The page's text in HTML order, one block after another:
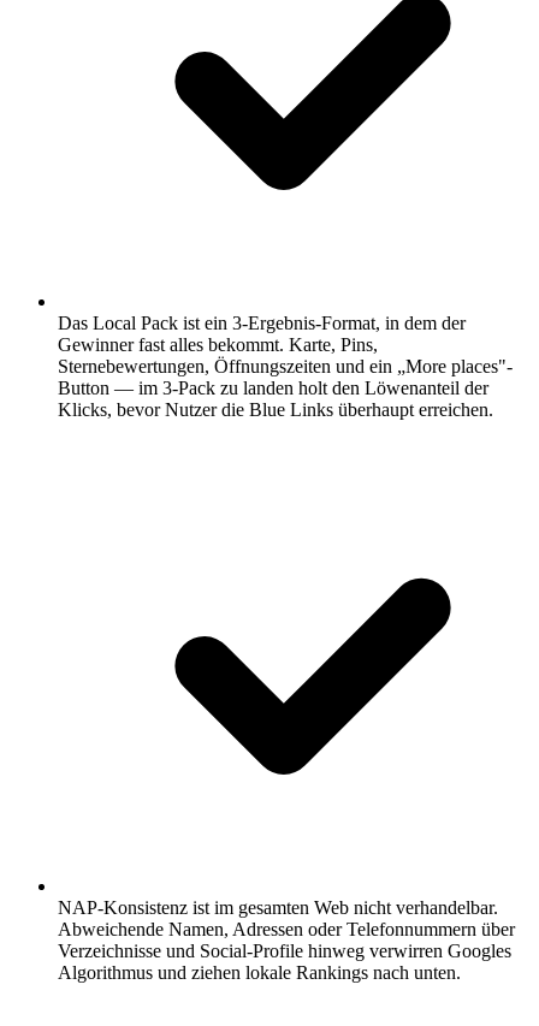
Das Local Pack ist ein 3-Ergebnis-Format, in dem der
Gewinner fast alles bekommt. Karte, Pins,
Sternebewertungen, Öffnungszeiten und ein „More places"-
Button — im 3-Pack zu landen holt den Löwenanteil der
Klicks, bevor Nutzer die Blue Links überhaupt erreichen.
NAP-Konsistenz ist im gesamten Web nicht verhandelbar.
Abweichende Namen, Adressen oder Telefonnummern über
Verzeichnisse und Social-Profile hinweg verwirren Googles
Algorithmus und ziehen lokale Rankings nach unten.